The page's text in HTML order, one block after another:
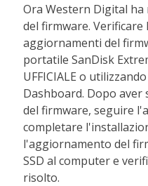
Ora Western Digital
del firmware. Verificare
aggiornamenti del
portatile SanDisk
UFFICIALE o
Dashboard. Dopo
del firmware, seguire
completare
l'aggiornamento del
SSD al computer e
risolto.